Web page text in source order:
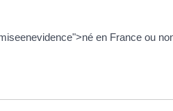
en France ou